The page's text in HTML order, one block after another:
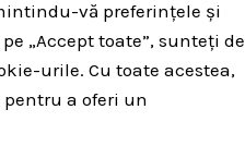
vă preferințele și
„Accept toate”, sunteți de
urile. Cu toate acestea,
pentru a oferi un